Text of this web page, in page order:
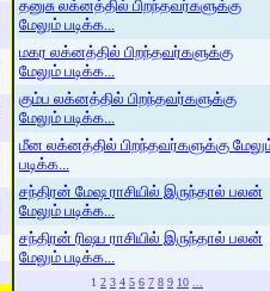
தனுசு லக்னத்தில் பிறந்தவர்களுக்கு
மேலும் படிக்க...
மகர லக்னத்தில் பிறந்தவர்களுக்கு
மேலும் படிக்க...
கும்ப லக்னத்தில் பிறந்தவர்களுக்கு
மேலும் படிக்க...
மீன லக்னத்தில் பிறந்தவர்களுக்கு
படிக்க...
சந்திரன் மேஷ ராசியில் இருந்தால் பலன்
மேலும் படிக்க...
சந்திரன் ரிஷப ராசியில் இருந்தால் பலன்
மேலும் படிக்க...
1 2 3 4 5 6 7 8 9 10 ...